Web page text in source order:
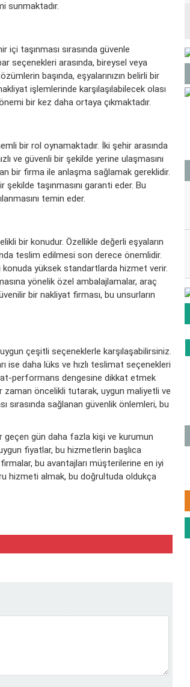
sunmaktadır.
içi taşınması sırasında güvenle
seçenekleri arasında, bireysel veya
başında, eşyalarınızın belirli bir
işlemlerinde karşılaşılabilecek olası
bir kez daha ortaya çıkmaktadır.
bir rol oynamaktadır. İki şehir arasında
ve güvenli bir şekilde yerine ulaşmasını
bir firma ile anlaşma sağlamak gereklidir.
taşınmasını garanti eder. Bu
temin eder.
bir konudur. Özellikle değerli eşyaların
teslim edilmesi son derece önemlidir.
yüksek standartlarda hizmet verir.
yönelik özel ambalajlamalar, araç
bir nakliyat firması, bu unsurların
çeşitli seçeneklerle karşılaşabilirsiniz.
ise daha lüks ve hızlı teslimat seçenekleri
performans dengesine dikkat etmek
öncelikli tutarak, uygun maliyetli ve
sırasında sağlanan güvenlik önlemleri, bu
gün daha fazla kişi ve kurumun
fiyatlar, bu hizmetlerin başlıca
bu avantajları müşterilerine en iyi
hizmeti almak, bu doğrultuda oldukça
BOĞA